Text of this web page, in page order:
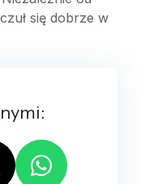
się dobrze w